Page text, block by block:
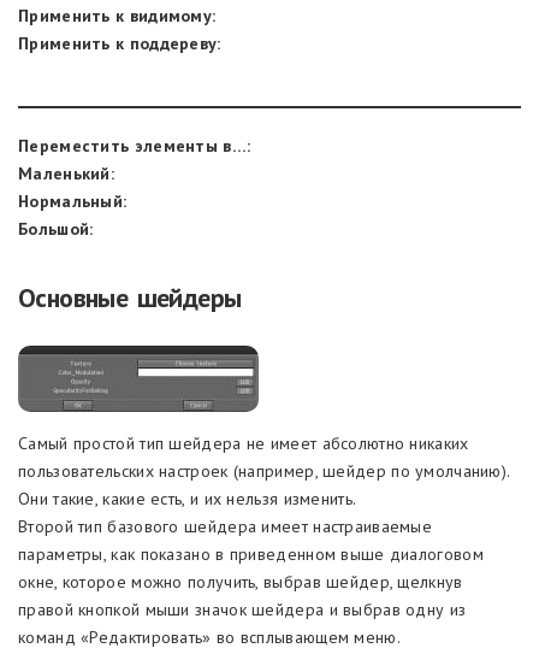
Применить к видимому:
Применить к поддереву:
Переместить элементы в…:
Маленький:
Нормальный:
Большой:
Основные шейдеры
Самый простой тип шейдера не имеет абсолютно никаких
пользовательских настроек (например, шейдер по умолчанию).
Они такие, какие есть, и их нельзя изменить.
Второй тип базового шейдера имеет настраиваемые
параметры, как показано в приведенном выше диалоговом
окне, которое можно получить, выбрав шейдер, щелкнув
правой кнопкой мыши значок шейдера и выбрав одну из
команд «Редактировать» во всплывающем меню.